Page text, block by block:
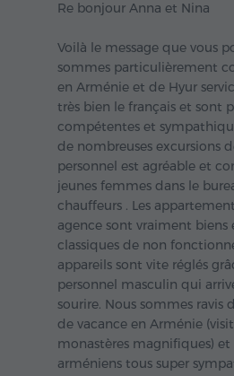
Re bonjour Anna et Nina
Voilà le message que vous
sommes particulièrement
en Arménie et de Hyur
très bien le français et sont
compétentes et
de nombreuses excursions
personnel est agréable et
jeunes femmes dans le
chauffeurs . Les
agence sont vraiment
classiques de non
appareils sont vite réglés
personnel masculin qui
sourire. Nous sommes ravis
de vacance en Arménie
monastères magnifiques)
arméniens tous super